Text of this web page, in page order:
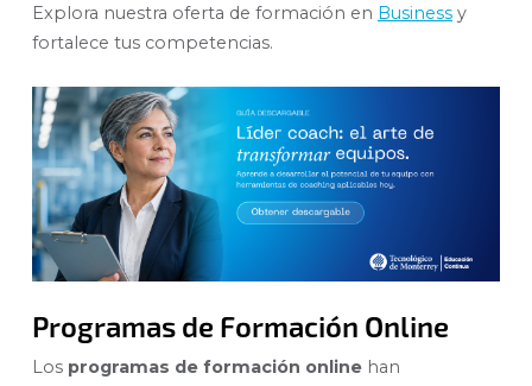
Explora nuestra oferta de formación en Business y
fortalece tus competencias.
Programas de Formación Online
Los programas de formación online han